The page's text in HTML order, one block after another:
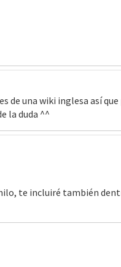
de una wiki inglesa así
la duda ^^
te incluiré también